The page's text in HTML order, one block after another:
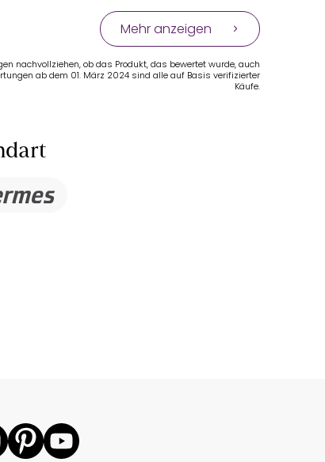
Mehr anzeigen
nachvollziehen, ob das Produkt, das bewertet wurde, auch
ab dem 01. März 2024 sind alle auf Basis verifizierter
Käufe.